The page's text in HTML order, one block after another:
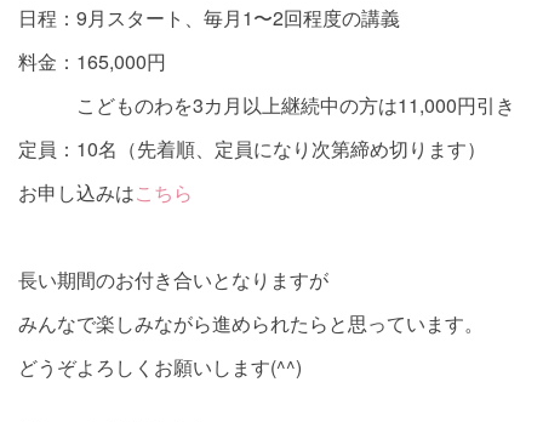
日程：9月スタート、毎月1〜2回程度の講義
料金：165,000円
こどものわを3カ月以上継続中の方は11,000円引き
定員：10名（先着順、定員になり次第締め切ります）
お申し込みはこちら
長い期間のお付き合いとなりますが
みんなで楽しみながら進められたらと思っています。
どうぞよろしくお願いします(^^)